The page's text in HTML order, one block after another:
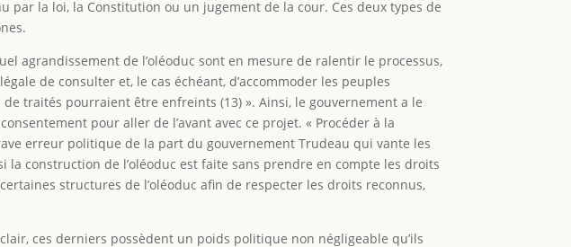
la loi, la Constitution ou un jugement de la cour. Ces deux types de
agrandissement de l’oléoduc sont en mesure de ralentir le processus,
de consulter et, le cas échéant, d’accommoder les peuples
traités pourraient être enfreints (13) ». Ainsi, le gouvernement a le
pour aller de l’avant avec ce projet. « Procéder à la
erreur politique de la part du gouvernement Trudeau qui vante les
construction de l’oléoduc est faite sans prendre en compte les droits
structures de l’oléoduc afin de respecter les droits reconnus,
ces derniers possèdent un poids politique non négligeable qu’ils